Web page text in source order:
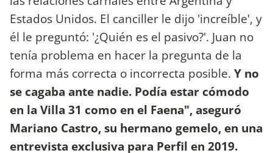
Estados Unidos. El canciller le dijo 'increíble', y
él le preguntó: '¿Quién es el pasivo?'. Juan no
tenía problema en hacer la pregunta de la
forma más correcta o incorrecta posible. Y no
se cagaba ante nadie. Podía estar cómodo
en la Villa 31 como en el Faena", aseguró
Mariano Castro, su hermano gemelo, en una
entrevista exclusiva para Perfil en 2019.